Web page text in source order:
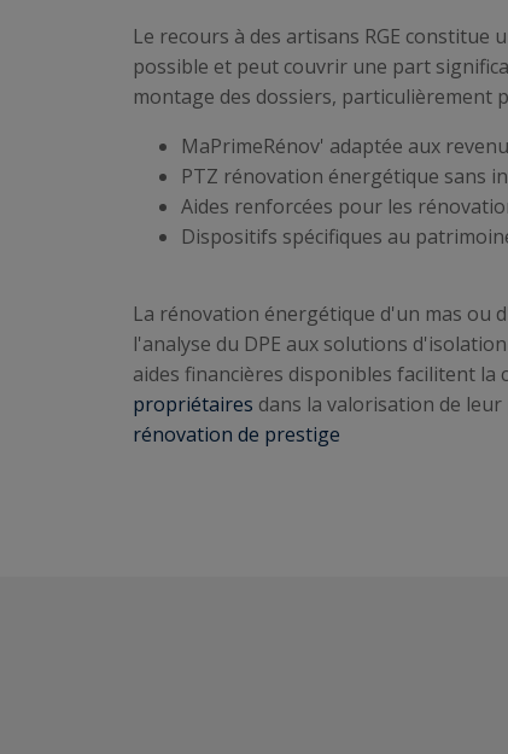
Le recours à des artisans RGE
possible et peut couvrir une part
montage des dossiers, particulièrement
MaPrimeRénov' adaptée aux
PTZ rénovation énergétique sans
Aides renforcées pour les
Dispositifs spécifiques au
La rénovation énergétique d'un mas ou
l'analyse du DPE aux solutions
aides financières disponibles facilitent
propriétaires dans la valorisation de
rénovation de prestige